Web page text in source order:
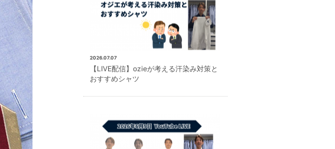
2026.07.07
【LIVE配信】ozieが考える汗染み対策と
おすすめシャツ